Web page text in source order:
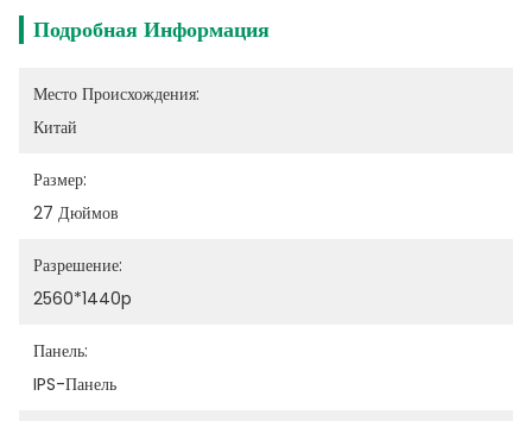
Подробная Информация
Место Происхождения:
Китай
Размер:
27 Дюймов
Разрешение:
2560*1440p
Панель:
IPS-Панель